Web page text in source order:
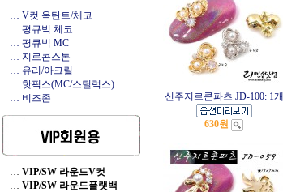
… V컷 옥탄트/체코
… 평큐빅 체코
… 평큐빅 MC
… 지르콘스톤
… 유리/아크릴
… 핫픽스(MC/스틸럭스)
… 비즈존
… VIP/SW 라운드V컷
… VIP/SW 라운드플랫백
신주지르콘파츠 JD-100: 1개
630원